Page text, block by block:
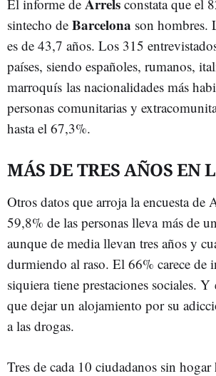
El informe de Arrels constata que el
sintecho de Barcelona son hombres.
es de 43,7 años. Los 315
países, siendo españoles, rumanos,
marroquís las nacionalidades más
personas comunitarias y
hasta el 67,3%.
MÁS DE TRES AÑOS EN
Otros datos que arroja la encuesta de
59,8% de las personas lleva más de
aunque de media llevan tres años y
durmiendo al raso. El 66% carece de
siquiera tiene prestaciones sociales.
que dejar un alojamiento por su
a las drogas.
Tres de cada 10 ciudadanos sin